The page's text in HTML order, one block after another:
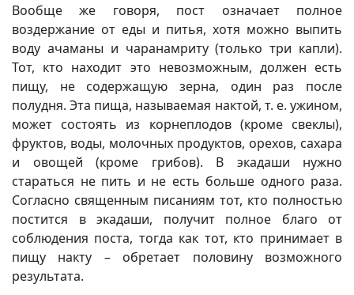
Вообще же говоря, пост означает полное
воздержание от еды и питья, хотя можно выпить
воду ачаманы и чаранамриту (только три капли).
Тот, кто находит это невозможным, должен есть
пищу, не содержащую зерна, один раз после
полудня. Эта пища, называемая нактой, т. е. ужином,
может состоять из корнеплодов (кроме свеклы),
фруктов, воды, молочных продуктов, орехов, сахара
и овощей (кроме грибов). В экадаши нужно
стараться не пить и не есть больше одного раза.
Согласно священным писаниям тот, кто полностью
постится в экадаши, получит полное благо от
соблюдения поста, тогда как тот, кто принимает в
пищу накту – обретает половину возможного
результата.